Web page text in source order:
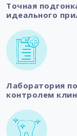
Точная
идеального
Лаборатория
контролем